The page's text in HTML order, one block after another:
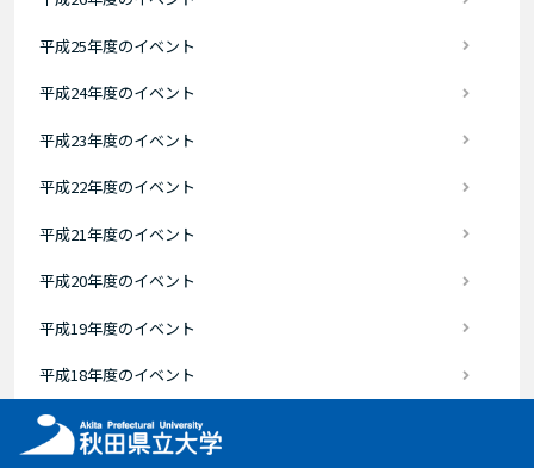
平成25年度のイベント
平成24年度のイベント
平成23年度のイベント
平成22年度のイベント
平成21年度のイベント
平成20年度のイベント
平成19年度のイベント
平成18年度のイベント